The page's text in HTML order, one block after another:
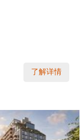
了解详情